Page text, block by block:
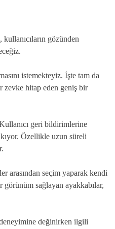
gözünden
istemekteyiz. İşte tam da
zevke hitap eden geniş bir
geri bildirimlerine
Özellikle uzun süreli
arasından seçim yaparak kendi
görünüm sağlayan ayakkabılar,
değinirken ilgili